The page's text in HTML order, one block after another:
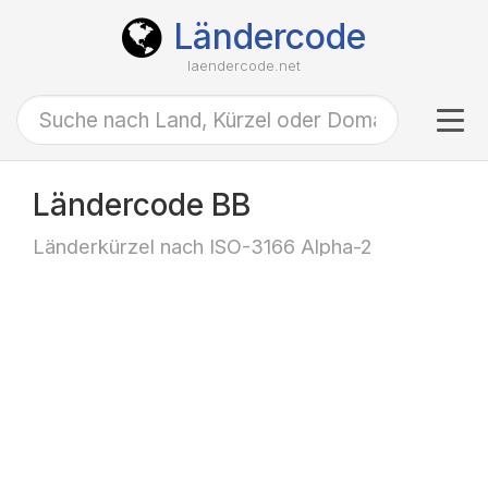
Ländercode
laendercode.net
Ländercode BB
Länderkürzel nach ISO-3166 Alpha-2